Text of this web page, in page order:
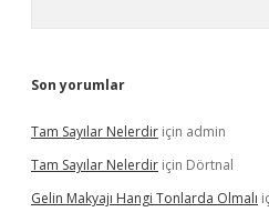
Son yorumlar
Tam Sayılar Nelerdir için admin
Tam Sayılar Nelerdir için Dörtnal
Gelin Makyajı Hangi Tonlarda Olmalı